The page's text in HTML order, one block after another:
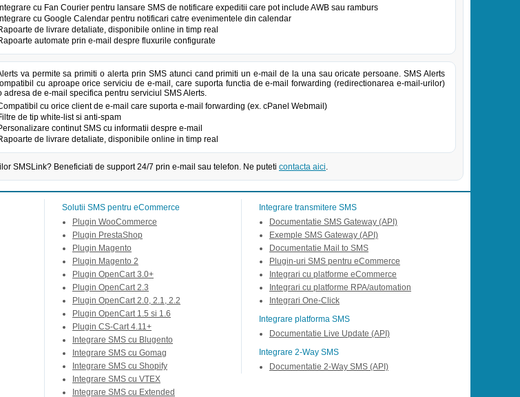
Integrare cu Fan Courier pentru lansare SMS de notificare expeditii care pot include AWB sau ramburs
Integrare cu Google Calendar pentru notificari catre evenimentele din calendar
de livrare detaliate, disponibile online in timp real
automate prin e-mail despre fluxurile configurate
va permite sa primiti o alerta prin SMS atunci cand primiti un e-mail de la una sau oricate persoane. SMS Alerts
cu aproape orice serviciu de e-mail, care suporta functia de e-mail forwarding (redirectionarea e-mail-urilor)
adresa de e-mail specifica pentru serviciul SMS Alerts.
cu orice client de e-mail care suporta e-mail forwarding (ex. cPanel Webmail)
de tip white-list si anti-spam
continut SMS cu informatii despre e-mail
de livrare detaliate, disponibile online in timp real
SMSLink? Beneficiati de support 24/7 prin e-mail sau telefon. Ne puteti contacta aici.
Solutii SMS pentru eCommerce
Plugin WooCommerce
Plugin PrestaShop
Plugin Magento
Plugin Magento 2
Plugin OpenCart 3.0+
Plugin OpenCart 2.3
Plugin OpenCart 2.0, 2.1, 2.2
Plugin OpenCart 1.5 si 1.6
Plugin CS-Cart 4.11+
Integrare SMS cu Blugento
Integrare SMS cu Gomag
Integrare SMS cu Shopify
Integrare SMS cu VTEX
Integrare SMS cu Extended
Integrare transmitere SMS
Documentatie SMS Gateway (API)
Exemple SMS Gateway (API)
Documentatie Mail to SMS
Plugin-uri SMS pentru eCommerce
Integrari cu platforme eCommerce
Integrari cu platforme RPA/automation
Integrari One-Click
Integrare platforma SMS
Documentatie Live Update (API)
Integrare 2-Way SMS
Documentatie 2-Way SMS (API)